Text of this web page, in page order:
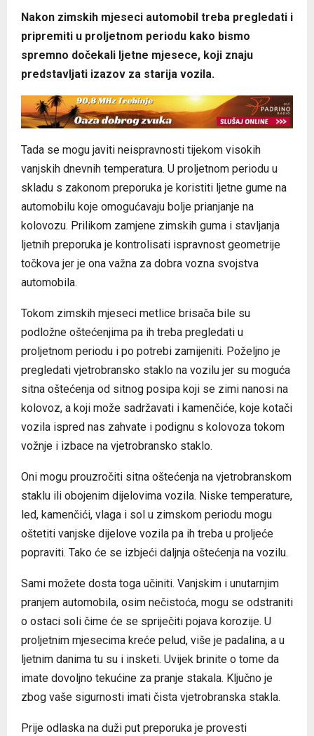
Nakon zimskih mjeseci automobil treba pregledati i
pripremiti u proljetnom periodu kako bismo
spremno dočekali ljetne mjesece, koji znaju
predstavljati izazov za starija vozila.
Tada se mogu javiti neispravnosti tijekom visokih
vanjskih dnevnih temperatura. U proljetnom periodu u
skladu s zakonom preporuka je koristiti ljetne gume na
automobilu koje omogućavaju bolje prianjanje na
kolovozu. Prilikom zamjene zimskih guma i stavljanja
ljetnih preporuka je kontrolisati ispravnost geometrije
točkova jer je ona važna za dobra vozna svojstva
automobila.
Tokom zimskih mjeseci metlice brisača bile su
podložne oštećenjima pa ih treba pregledati u
proljetnom periodu i po potrebi zamijeniti. Poželjno je
pregledati vjetrobransko staklo na vozilu jer su moguća
sitna oštećenja od sitnog posipa koji se zimi nanosi na
kolovoz, a koji može sadržavati i kamenčiće, koje kotači
vozila ispred nas zahvate i podignu s kolovoza tokom
vožnje i izbace na vjetrobransko staklo.
Oni mogu prouzročiti sitna oštećenja na vjetrobranskom
staklu ili obojenim dijelovima vozila. Niske temperature,
led, kamenčići, vlaga i sol u zimskom periodu mogu
oštetiti vanjske dijelove vozila pa ih treba u proljeće
popraviti. Tako će se izbjeći daljnja oštećenja na vozilu.
Sami možete dosta toga učiniti. Vanjskim i unutarnjim
pranjem automobila, osim nečistoća, mogu se odstraniti
o ostaci soli čime će se spriječiti pojava korozije. U
proljetnim mjesecima kreće pelud, više je padalina, a u
ljetnim danima tu su i insketi. Uvijek brinite o tome da
imate dovoljno tekućine za pranje stakala. Ključno je
zbog vaše sigurnosti imati čista vjetrobranska stakla.
Prije odlaska na duži put preporuka je provesti